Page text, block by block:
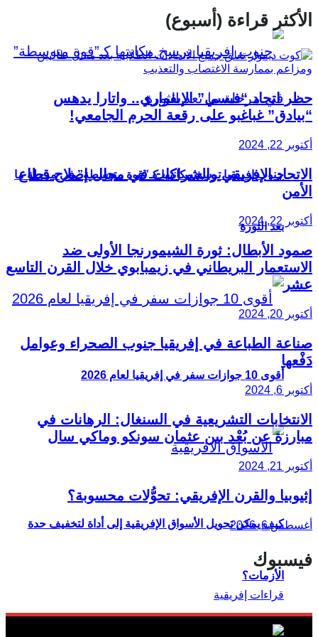
جنوب إفريقيا ترسخ مكانتها كـ”قوة متوسطة” في مرحلة ما
بعد الثورة
أقوى 10 جوازات سفر في إفريقيا لعام 2026
كيف يمكن تحويل الأسواق الإفريقية إلى أداة لتخفيف حدة
الأزمات؟
الأكثر قراءة (أسبوع)
حظر اتحاد “فيسي” الإيفواري.. واتارا يدهس
“بيادق” غباغبو على رقعة الحرم الجامعي!
أكتوبر 22, 2024
الاتحاد الإفريقي والشراكات في مجال إصلاح قطاع
الأمن
أكتوبر 22, 2024
صمود الأبطال: ثورة الشيمورنجا الأولى ضد
الاستعمار البريطاني في زيمبابوي خلال القرن التاسع
عشر
أكتوبر 20, 2024
صناعة الطباعة في إفريقيا جنوب الصحراء وعوامل
دَفْعها
أكتوبر 6, 2024
الانتخابات التشريعية في السنغال: الرهانات في
مبارزة عن بُعْد بين عثمان سونكو وماكي سال
أكتوبر 21, 2024
إثيوبيا والقرن الإفريقي: تحوُّلات محسوبة؟
أغسطس 6, 2026
فيسبوك